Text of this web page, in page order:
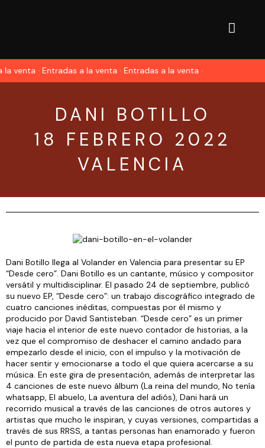
la venta · Entradas a la venta · Entradas a la venta ·
DANI BOTILLO
18 FEBRERO 2022
VALENCIA
Dani Botillo llega al Volander en Valencia para presentar su EP
“Desde cero”. Dani Botillo es un cantante, músico y compositor
versátil y multidisciplinar. El pasado 24 de septiembre, publicó
su nuevo EP, “Desde cero”: un trabajo discográfico integrado de
cuatro canciones inéditas, compuestas por él mismo y
producido por David Santisteban. “Desde cero” es un primer
viaje hacia el interior de este nuevo contador de historias, a la
vez que el compromiso de deshacer el camino andado para
empezarlo desde el inicio, con el impulso y la motivación de
hacer sentir y emocionarse a todo el que quiera acercarse a su
música. En este gira de presentación, además de interpretar las
4 canciones de este nuevo álbum (La reina del mundo, No tenía
whatsapp, El abuelo, La aventura del adiós), Dani hará un
recorrido musical a través de las canciones de otros autores y
artistas que mucho le inspiran, y cuyas versiones, compartidas a
través de sus RRSS, a tantas personas han enamorado y fueron
el punto de partida de esta nueva etapa profesional.